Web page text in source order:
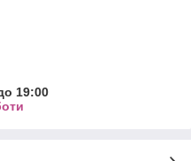
19:00